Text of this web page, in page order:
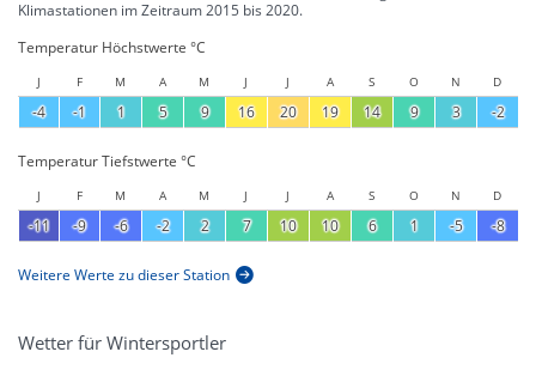
Klimastationen im Zeitraum 2015 bis 2020.
Temperatur Höchstwerte °C
J F M A M J J A S O N D
-4 -1 1 5 9 16 20 19 14 9 3 -2
Temperatur Tiefstwerte °C
J F M A M J J A S O N D
-11 -9 -6 -2 2 7 10 10 6 1 -5 -8
Weitere Werte zu dieser Station
Wetter für Wintersportler